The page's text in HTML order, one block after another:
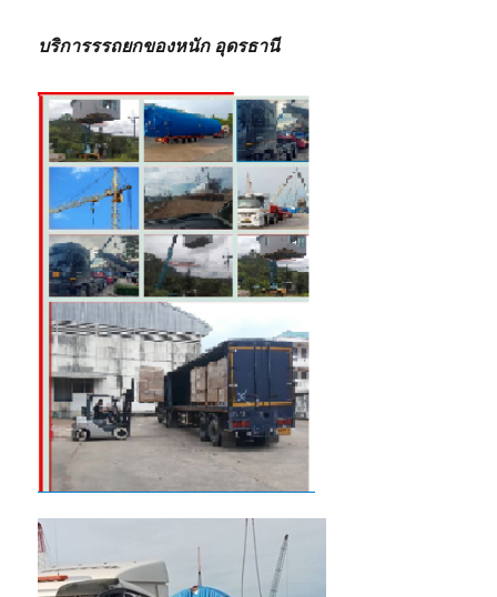
บริการรรถยกของหนัก อุดรธานี